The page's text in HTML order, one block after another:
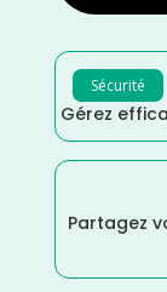
Sécurité
Gérez
Partagez